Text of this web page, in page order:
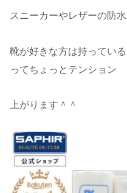
スニーカーやレザーの防
靴が好きな方は持ってい
ってちょっとテンション
上がります＾＾